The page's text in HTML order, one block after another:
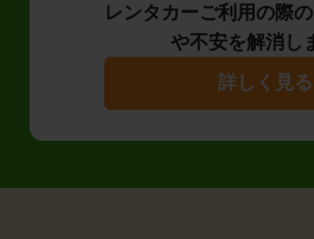
レンタカーご利用の際
や不安を解消し
詳しく見る